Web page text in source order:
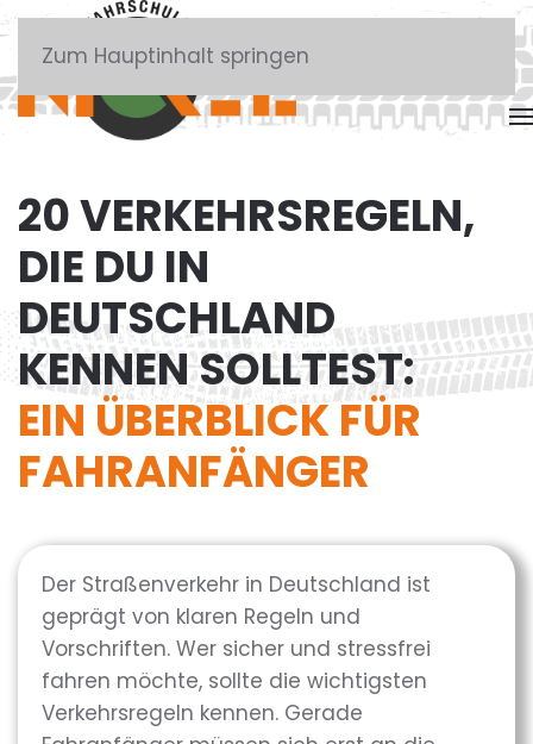
Zum Hauptinhalt springen
20 VERKEHRSREGELN,
DIE DU IN
DEUTSCHLAND
KENNEN SOLLTEST:
EIN ÜBERBLICK FÜR
FAHRANFÄNGER
Der Straßenverkehr in Deutschland ist
geprägt von klaren Regeln und
Vorschriften. Wer sicher und stressfrei
fahren möchte, sollte die wichtigsten
Verkehrsregeln kennen. Gerade